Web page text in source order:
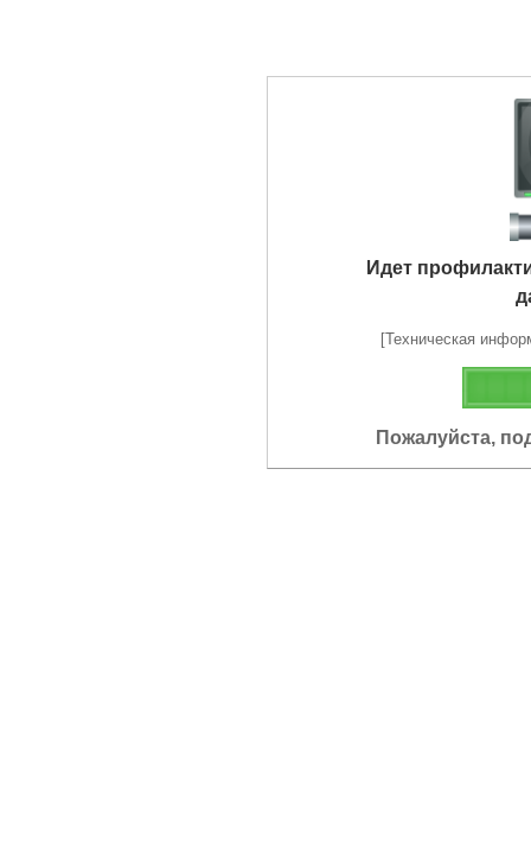
Идет
[Техническая
Пожалуйста,